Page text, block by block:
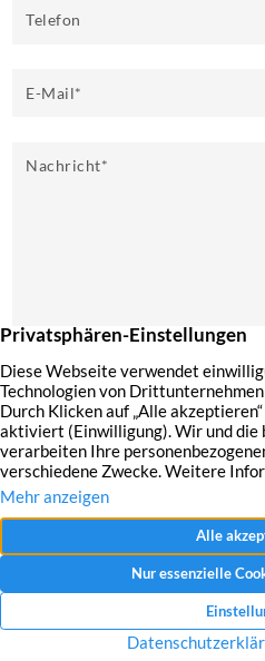
Telefon
E-Mail*
Nachricht*
Mit dem Absenden Ihrer Anfrage erklären
und Verwendung Ihrer angegebenen